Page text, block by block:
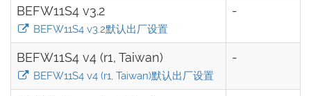
BEFW11S4 v3.2
BEFW11S4 v3.2默认出厂设置
-
BEFW11S4 v4 (r1, Taiwan)
BEFW11S4 v4 (r1, Taiwan)默认出厂设置
-